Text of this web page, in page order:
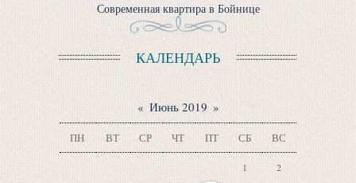
Современная квартира в Бойнице
КАЛЕНДАРЬ
« Июнь 2019 »
ПН ВТ СР ЧТ ПТ СБ ВС
1 2